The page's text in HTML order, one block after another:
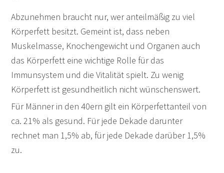
Abzunehmen braucht nur, wer anteilmäßig zu viel
Körperfett besitzt. Gemeint ist, dass neben
Muskelmasse, Knochengewicht und Organen auch
das Körperfett eine wichtige Rolle für das
Immunsystem und die Vitalität spielt. Zu wenig
Körperfett ist gesundheitlich nicht wünschenswert.
Für Männer in den 40ern gilt ein Körperfettanteil von
ca. 21% als gesund. Für jede Dekade darunter
rechnet man 1,5% ab, für jede Dekade darüber 1,5%
zu.